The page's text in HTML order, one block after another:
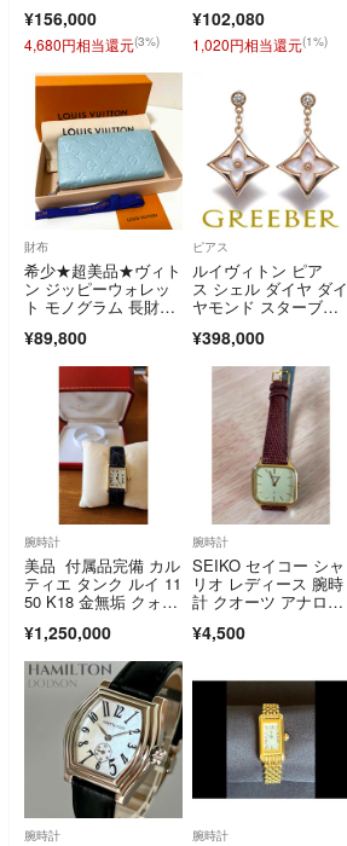
グラム Q13MJ 8Pダ
イヤモンド 33mm ク
ォーツ ホワイトモノ
グラム文字盤 シルバ
ー ネイビー SS ステ
ンレス 純正ベルト 正
規箱付き レディー
ス ブランド 中古 美
品 14958
¥156,000
4,680円相当還元(3%)
964
¥102,080
1,020円相当還元(1%)
財布
希少★超美品★ヴィト
ン ジッピーウォレッ
ト モノグラム 長財
¥89,800
ピアス
ルイヴィトン ピア
ス シェル ダイヤ ダイ
ヤモンド スターブロ
¥398,000
腕時計
美品 付属品完備 カル
ティエ タンク ルイ 11
50 K18 金無垢 クォー
¥1,250,000
腕時計
SEIKO セイコー シャ
リオ レディース 腕時
計 クオーツ アナロ
ド アイボリー 文字
¥4,500
腕時計 腕時計